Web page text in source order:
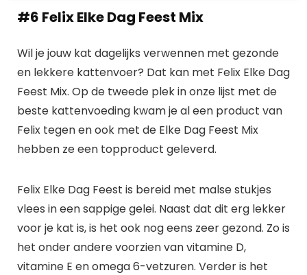
#6 Felix Elke Dag Feest Mix
Wil je jouw kat dagelijks verwennen met gezonde
en lekkere kattenvoer? Dat kan met Felix Elke Dag
Feest Mix. Op de tweede plek in onze lijst met de
beste kattenvoeding kwam je al een product van
Felix tegen en ook met de Elke Dag Feest Mix
hebben ze een topproduct geleverd.
Felix Elke Dag Feest is bereid met malse stukjes
vlees in een sappige gelei. Naast dat dit erg lekker
voor je kat is, is het ook nog eens zeer gezond. Zo is
het onder andere voorzien van vitamine D,
vitamine E en omega 6-vetzuren. Verder is het